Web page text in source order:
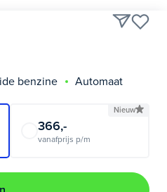
benzine Automaat
Nieuw
366,-
vanafprijs p/m